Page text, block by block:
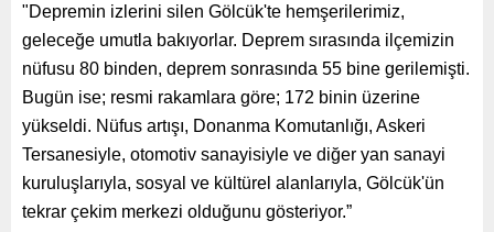
"Depremin izlerini silen Gölcük'te hemşerilerimiz,
geleceğe umutla bakıyorlar. Deprem sırasında ilçemizin
nüfusu 80 binden, deprem sonrasında 55 bine gerilemişti.
Bugün ise; resmi rakamlara göre; 172 binin üzerine
yükseldi. Nüfus artışı, Donanma Komutanlığı, Askeri
Tersanesiyle, otomotiv sanayisiyle ve diğer yan sanayi
kuruluşlarıyla, sosyal ve kültürel alanlarıyla, Gölcük'ün
tekrar çekim merkezi olduğunu gösteriyor.”